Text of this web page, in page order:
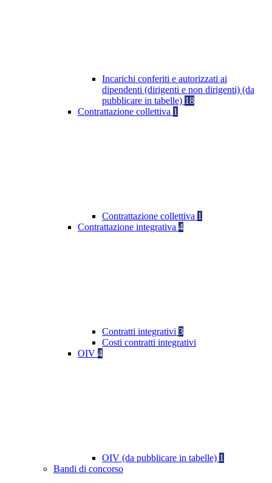
Incarichi conferiti e autorizzati ai
dipendenti (dirigenti e non dirigenti) (da
pubblicare in tabelle) 18
Contrattazione collettiva 1
Contrattazione collettiva 1
Contrattazione integrativa 4
Contratti integrativi 3
Costi contratti integrativi
OIV 4
OIV (da pubblicare in tabelle) 1
Bandi di concorso